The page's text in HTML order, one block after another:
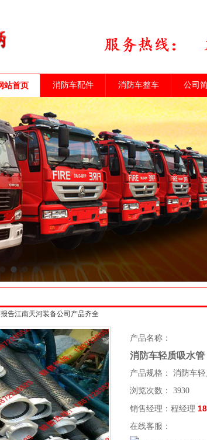
站首页 消防车配件 消防车整车 公司
告江南天河装备公司产品齐全
产品名称：
消防车轻质吸水管
产品规格： 消防车
浏览次数： 3930
销售经理：程经理
在线客服：